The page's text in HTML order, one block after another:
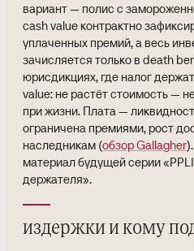
вариант — полис с
cash value контрактно
уплаченных премий, а весь
зачисляется только в death
юрисдикциях, где налог
value: не растёт стоимость —
при жизни. Плата —
ограничена премиями, рост
наследникам (обзор Gallagher
материал будущей серии
держателя».
издержки и кому